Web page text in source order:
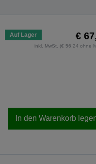
Auf Lager €
inkl. MwSt. (€ 56,24 ohne
In den Warenkorb